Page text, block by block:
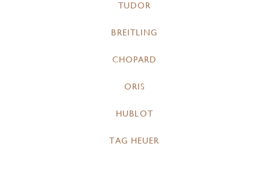
TUDOR
BREITLING
CHOPARD
ORIS
HUBLOT
TAG HEUER